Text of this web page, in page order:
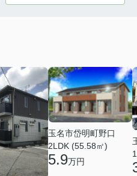
玉名市岱明町野口
2LDK (55.58㎡)
5.9万円